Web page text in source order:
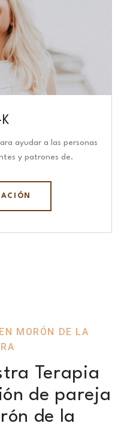
ayudar a las personas
y patrones de.
MORÓN DE LA
Terapia
de pareja
de la